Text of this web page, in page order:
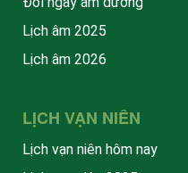
Lịch âm 2025
Lịch âm 2026
LỊCH VẠN NIÊN
Lịch vạn niên hôm nay